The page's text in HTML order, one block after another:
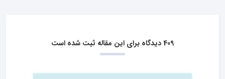
409 دیدگاه برای این مقاله ثبت شده است